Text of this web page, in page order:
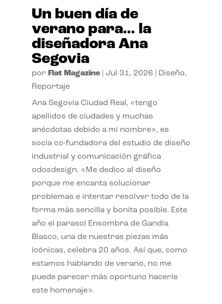
Un buen día de
verano para… la
diseñadora Ana
Segovia
por Flat Magazine| Jul 31, 2026 Diseño,
Reportaje
Ana Segovia Ciudad Real, «tengo
apellidos de ciudades y muchas
anécdotas debido a mi nombre», es
socia co-fundadora del estudio de diseño
industrial y comunicación gráfica
odosdesign. «Me dedico al diseño
porque me encanta solucionar
problemas e intentar resolver todo de la
forma más sencilla y bonita posible. Este
año el parasol Ensombra de Gandia
Blasco, una de nuestras piezas más
icónicas, celebra 20 años. Así que, como
estamos hablando de verano, no me
puede parecer más oportuno hacerle
este homenaje».